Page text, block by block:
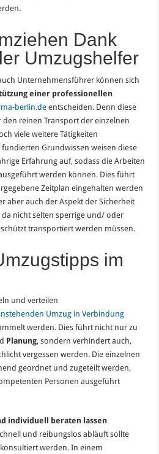
Dank
Umzugshelfer
Unternehmensführer können sich
einer professionellen
berlin.de entscheiden. Denn diese
reinen Transport der einzelnen
viele weitere Tätigkeiten
Grundwissen weisen diese
Erfahrung auf, sodass die Arbeiten
werden können. Dies führt
Zeitplan eingehalten werden
aber auch der Aspekt der Sicherheit
nicht selten sperrige und/ oder
transportiert werden müssen.
im
und verteilen
Umzug in Verbindung
werden. Dies führt nicht nur zu
Planung, sondern verhindert auch,
vergessen werden. Die einzelnen
geordnet und zugeteilt werden,
Personen ausgeführt
individuell beraten lassen
und reibungslos abläuft sollte
werden. In einem